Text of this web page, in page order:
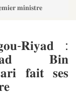
𝐦𝐢𝐧𝐢𝐬𝐭𝐫𝐞
𝐑𝐢𝐲𝐚𝐝 :
𝐁𝐢𝐧
𝐟𝐚𝐢𝐭 𝐬𝐞𝐬